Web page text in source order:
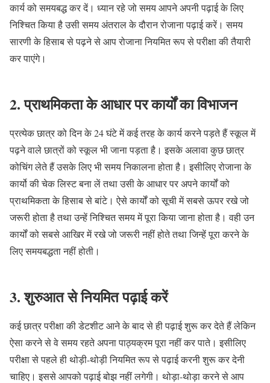
कार्य को समयबद्ध कर दें। ध्यान रहे जो समय आपने अपनी पढ़ाई के लिए
निश्चित किया है उसी समय अंतराल के दौरान रोजाना पढ़ाई करें। समय
सारणी के हिसाब से पढ़ने से आप रोजाना नियमित रूप से परीक्षा की तैयारी
कर पाएंगे।
2. प्राथमिकता के आधार पर कार्यों का विभाजन
प्रत्येक छात्र को दिन के 24 घंटे में कई तरह के कार्य करने पड़ते हैं स्कूल में
पढ़ने वाले छात्रों को स्कूल भी जाना पड़ता है। इसके अलावा कुछ छात्र
कोचिंग लेते हैं उसके लिए भी समय निकालना होता है। इसीलिए रोजाना के
कार्यो की चेक लिस्ट बना लें तथा उसी के आधार पर अपने कार्यों को
प्राथमिकता के हिसाब से बांटे। ऐसे कार्यों को सूची में सबसे ऊपर रखे जो
जरूरी होता है तथा उन्हें निश्चित समय में पूरा किया जाना होता है। वही उन
कार्यों को सबसे आखिर में रखे जो जरूरी नहीं होते तथा जिन्हें पूरा करने के
लिए समयबद्धता नहीं होती।
3. शुरुआत से नियमित पढ़ाई करें
कई छात्र परीक्षा की डेटशीट आने के बाद से ही पढ़ाई शुरू कर देते हैं लेकिन
ऐसा करने से वे समय रहते अपना पाठ्यक्रम पूरा नहीं कर पाते। इसीलिए
परीक्षा से पहले ही थोड़ी-थोड़ी नियमित रूप से पढ़ाई करनी शुरू कर देनी
चाहिए। इससे आपको पढ़ाई बोझ नहीं लगेगी। थोड़ा-थोड़ा करने से आप